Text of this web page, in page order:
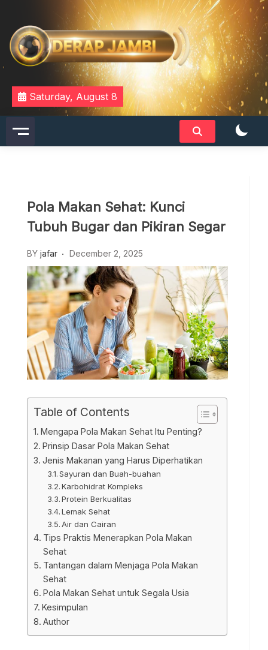
content
DERAPJAMBI
Saturday, August 8
Pola Makan Sehat: Kunci
Tubuh Bugar dan Pikiran Segar
BY jafar December 2, 2025
Table of Contents
Mengapa Pola Makan Sehat Itu Penting?
Prinsip Dasar Pola Makan Sehat
Jenis Makanan yang Harus Diperhatikan
Sayuran dan Buah-buahan
Karbohidrat Kompleks
Protein Berkualitas
Lemak Sehat
Air dan Cairan
Tips Praktis Menerapkan Pola Makan
Sehat
Tantangan dalam Menjaga Pola Makan
Sehat
Pola Makan Sehat untuk Segala Usia
Kesimpulan
Author